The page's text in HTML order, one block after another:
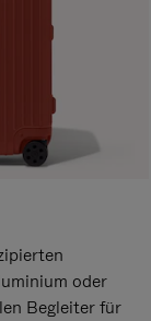
oder
Begleiter für